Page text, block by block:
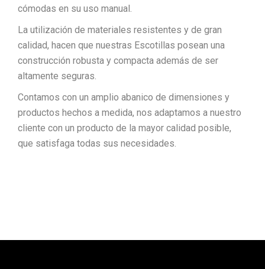
cómodas en su uso manual.
La utilización de materiales resistentes y de gran
calidad, hacen que nuestras Escotillas posean una
construcción robusta y compacta además de ser
altamente seguras.
Contamos con un amplio abanico de dimensiones y
productos hechos a medida, nos adaptamos a nuestro
cliente con un producto de la mayor calidad posible,
que satisfaga todas sus necesidades.